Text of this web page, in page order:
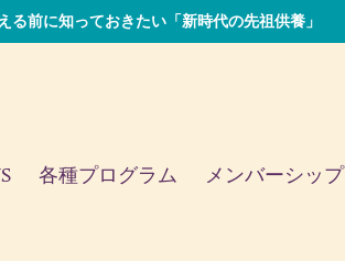
る前に知っておきたい「新時代の先祖供養」
各種プログラム メンバーシップ